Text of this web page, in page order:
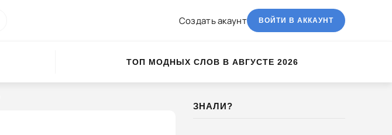
Создать акаунт ВОЙТИ В АККАУНТ
ТОП МОДНЫХ СЛОВ В АВГУСТЕ 2026
ЗНАЛИ?